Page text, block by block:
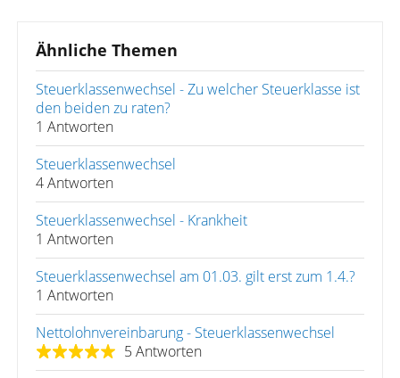
Ähnliche Themen
Steuerklassenwechsel - Zu welcher Steuerklasse ist
den beiden zu raten?
1 Antworten
Steuerklassenwechsel
4 Antworten
Steuerklassenwechsel - Krankheit
1 Antworten
Steuerklassenwechsel am 01.03. gilt erst zum 1.4.?
1 Antworten
Nettolohnvereinbarung - Steuerklassenwechsel
5 Antworten